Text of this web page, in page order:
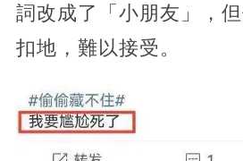
詞改成了「小朋友」，
扣地，難以接受。